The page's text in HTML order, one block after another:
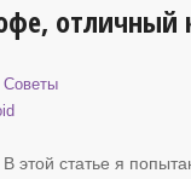
отличный
Советы
этой статье я